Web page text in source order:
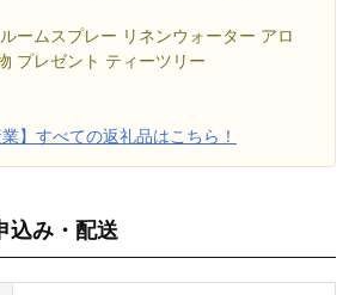
ームスプレー リネンウォーター アロ
プレゼント ティーツリー
業】すべての返礼品はこちら！
込み・配送